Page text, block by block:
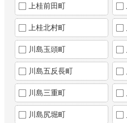
上桂前田町
上桂北村町
川島玉頭町
川島五反長町
川島三重町
川島尻堀町